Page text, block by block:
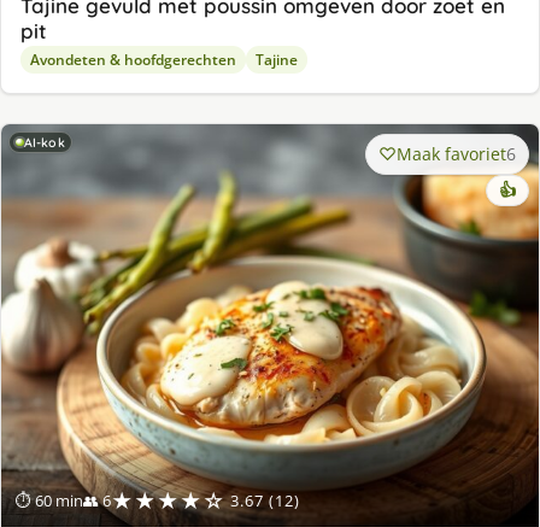
pit
Avondeten & hoofdgerechten Tajine
AI-kok
⏱ 60 min👥 6★★★★☆ 3.67 (12)
Maak favoriet6
👍